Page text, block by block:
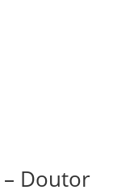
– Doutor